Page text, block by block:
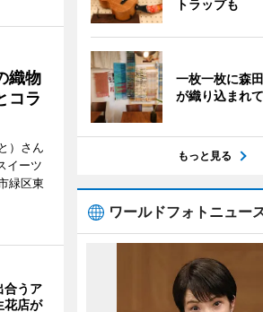
織物
コラ
）さん
イーツ
緑区東
合うア
店が
トラップも
一枚一枚に森
が織り込まれ
もっと見る
ワールドフォトニュー